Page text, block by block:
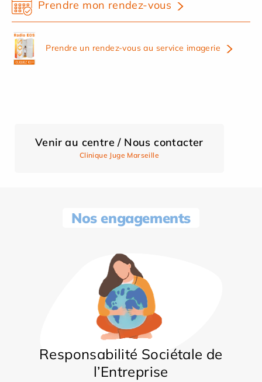
Prendre mon rendez-vous
Prendre un rendez-vous au service imagerie
Venir au centre / Nous contacter
Clinique Juge Marseille
Nos engagements
Responsabilité Sociétale de
l’Entreprise